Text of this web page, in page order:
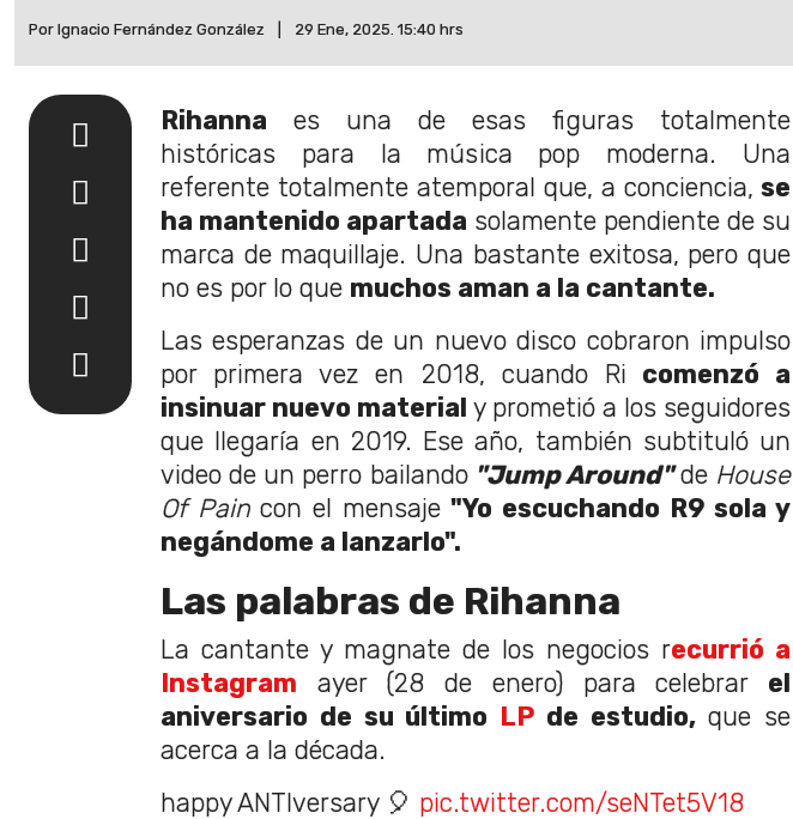
Por Ignacio Fernández González 29 Ene, 2025. 15:40 hrs
Rihanna es una de esas figuras totalmente
históricas para la música pop moderna. Una
referente totalmente atemporal que, a conciencia, se
ha mantenido apartada solamente pendiente de su
marca de maquillaje. Una bastante exitosa, pero que
no es por lo que muchos aman a la cantante.
Las esperanzas de un nuevo disco cobraron impulso
por primera vez en 2018, cuando Ri comenzó a
insinuar nuevo material y prometió a los seguidores
que llegaría en 2019. Ese año, también subtituló un
video de un perro bailando"Jump Around"de House
Of Paincon el mensaje"Yo escuchando R9 sola y
negándome a lanzarlo".
Las palabras de Rihanna
La cantante y magnate de los negocios recurrió a
Instagram ayer (28 de enero) para celebrar el
aniversario de su último LP de estudio,que se
acerca a la década.
happy ANTIversary 🎈 pic.twitter.com/seNTet5V18